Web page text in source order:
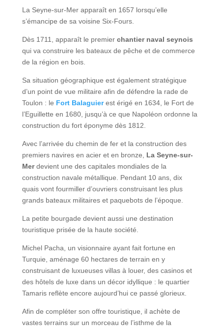
La Seyne-sur-Mer apparaît en 1657 lorsqu’elle
s’émancipe de sa voisine Six-Fours.
Dès 1711, apparaît le premier chantier naval seynois
qui va construire les bateaux de pêche et de commerce
de la région en bois.
Sa situation géographique est également stratégique
d’un point de vue militaire afin de défendre la rade de
Toulon : le Fort Balaguierest érigé en 1634, le Fort de
l’Eguillette en 1680, jusqu’à ce que Napoléon ordonne la
construction du fort éponyme dès 1812.
Avec l’arrivée du chemin de fer et la construction des
premiers navires en acier et en bronze, La Seyne-sur-
Merdevient une des capitales mondiales de la
construction navale métallique. Pendant 10 ans, dix
quais vont fourmiller d’ouvriers construisant les plus
grands bateaux militaires et paquebots de l’époque.
La petite bourgade devient aussi une destination
touristique prisée de la haute société.
Michel Pacha, un visionnaire ayant fait fortune en
Turquie, aménage 60 hectares de terrain en y
construisant de luxueuses villas à louer, des casinos et
des hôtels de luxe dans un décor idyllique : le quartier
Tamaris reflète encore aujourd’hui ce passé glorieux.
Afin de compléter son offre touristique, il achète de
vastes terrains sur un morceau de l’isthme de la